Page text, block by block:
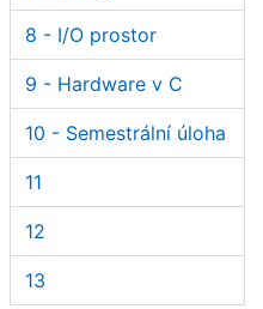
8 - I/O prostor
9 - Hardware v C
10 - Semestrální úloha
11
12
13